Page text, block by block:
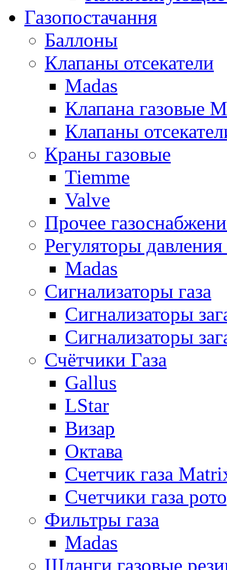
Газопостачання
Баллоны
Клапаны отсекатели
Madas
Клапана газовые
Клапаны
Краны газовые
Tiemme
Valve
Прочее
Регуляторы давления
Madas
Сигнализаторы газа
Сигнализаторы
Сигнализаторы
Счётчики Газа
Gallus
LStar
Визар
Октава
Счетчик газа
Счетчики газа
Фильтры газа
Madas
Шланги газовые